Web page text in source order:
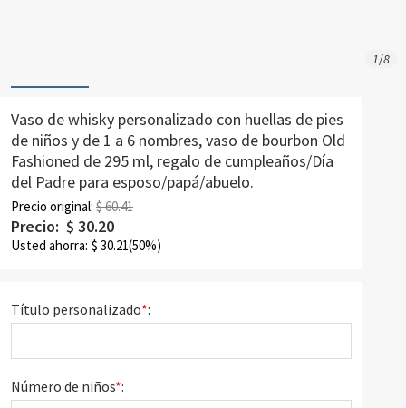
1/8
Vaso de whisky personalizado con huellas de pies
de niños y de 1 a 6 nombres, vaso de bourbon Old
Fashioned de 295 ml, regalo de cumpleaños/Día
del Padre para esposo/papá/abuelo.
Precio original: $ 60.41
Precio: $ 30.20
Usted ahorra: $ 30.21(50%)
Título personalizado*:
Número de niños*: